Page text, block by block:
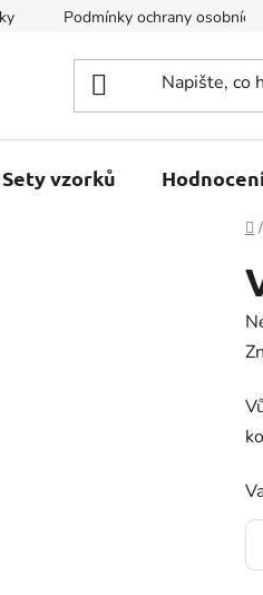
Podmínky ochrany osobních
Sety vzorků
/
je
5